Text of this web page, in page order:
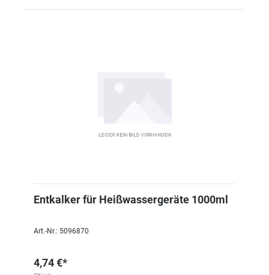
Entkalker für Heißwassergeräte 1000ml
Art.-Nr.: 5096870
4,74 €*